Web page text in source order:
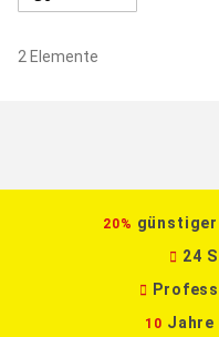
2 Elemente
20%
24
10 Jahre